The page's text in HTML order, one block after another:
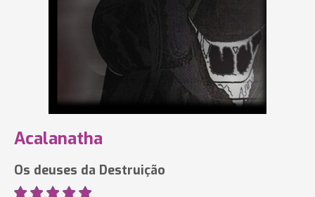
Acalanatha
Os deuses da Destruição